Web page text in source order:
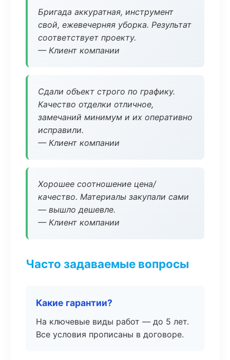
Бригада аккуратная, инструмент
свой, ежевечерняя уборка. Результат
соответствует проекту.
— Клиент компании
Сдали объект строго по графику.
Качество отделки отличное,
замечаний минимум и их оперативно
исправили.
— Клиент компании
Хорошее соотношение цена/
качество. Материалы закупали сами
— вышло дешевле.
— Клиент компании
Часто задаваемые вопросы
Какие гарантии?
На ключевые виды работ — до 5 лет.
Все условия прописаны в договоре.